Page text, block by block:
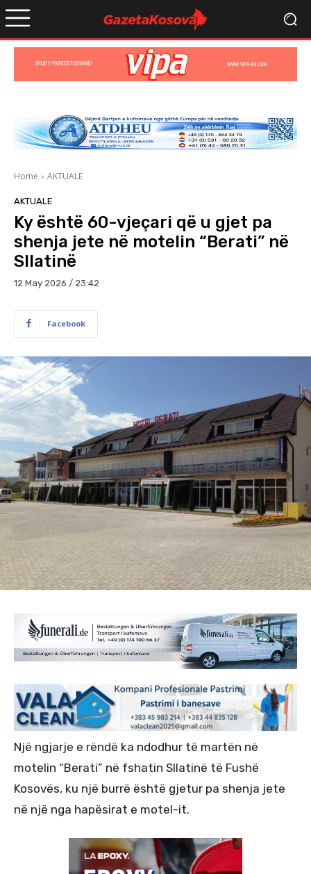
Home AKTUALE
AKTUALE
Ky është 60-vjeçari që u gjet pa
shenja jete në motelin “Berati” në
Sllatinë
12 May 2026 / 23:42
Facebook
Një ngjarje e rëndë ka ndodhur të martën në
motelin “Berati” në fshatin Sllatinë të Fushë
Kosovës, ku një burrë është gjetur pa shenja jete
në një nga hapësirat e motel-it.